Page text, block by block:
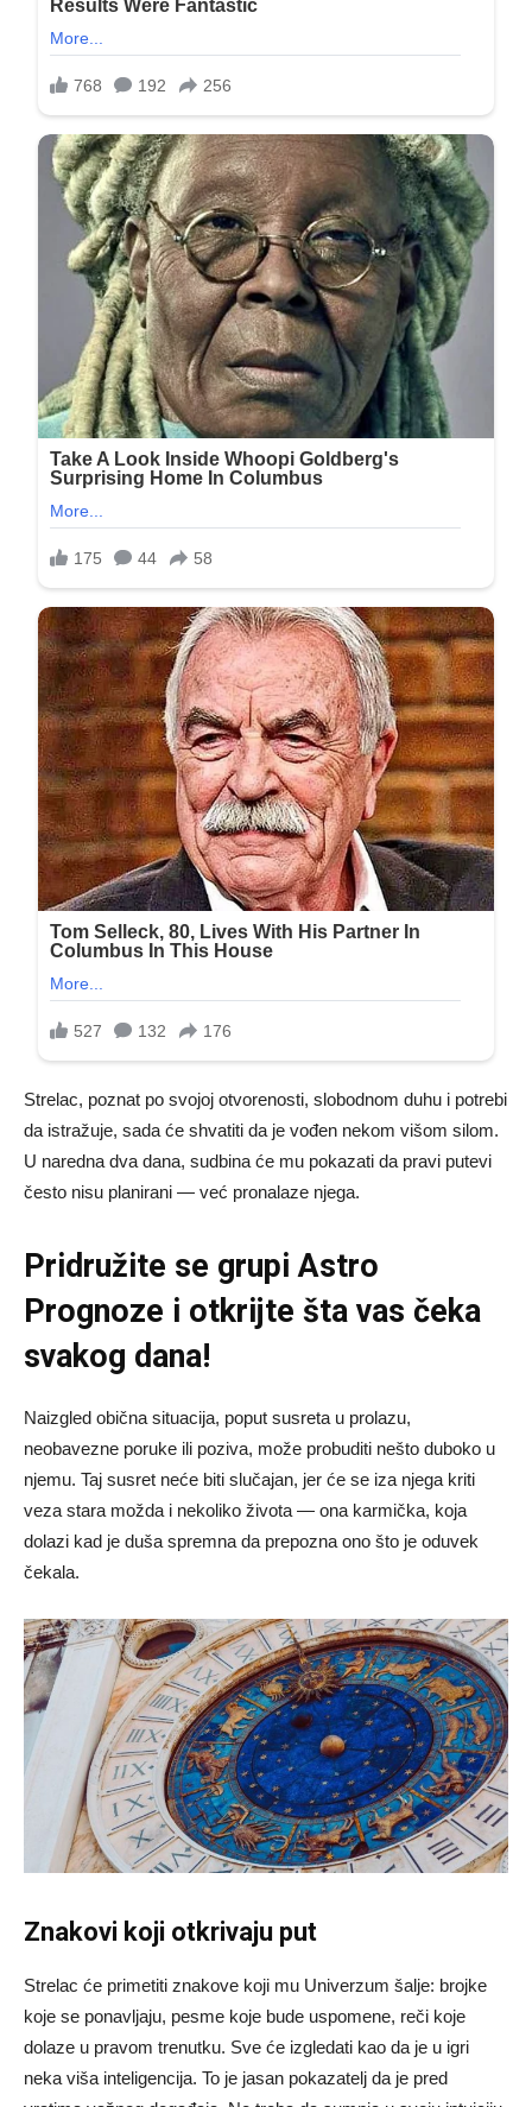
Strelac, poznat po svojoj otvorenosti, slobodnom duhu i potrebi
da istražuje, sada će shvatiti da je vođen nekom višom silom.
U naredna dva dana, sudbina će mu pokazati da pravi putevi
često nisu planirani — već pronalaze njega.
Pridružite se grupiAstro
Prognoze i otkrijte šta vas čeka
svakog dana!
Naizgled obična situacija, poput susreta u prolazu,
neobavezne poruke ili poziva, može probuditi nešto duboko u
njemu. Taj susret neće biti slučajan, jer će se iza njega kriti
veza stara možda i nekoliko života — ona karmička, koja
dolazi kad je duša spremna da prepozna ono što je oduvek
čekala.
Znakovi koji otkrivaju put
Strelac će primetiti znakove koji mu Univerzum šalje: brojke
koje se ponavljaju, pesme koje bude uspomene, reči koje
dolaze u pravom trenutku. Sve će izgledati kao da je u igri
neka viša inteligencija. To je jasan pokazatelj da je pred